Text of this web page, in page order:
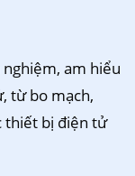
am hiểu
từ bo mạch,
thiết bị điện tử